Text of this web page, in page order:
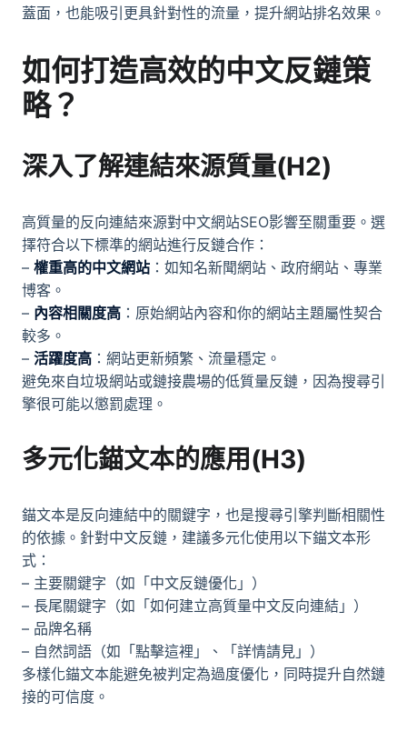
蓋面，也能吸引更具針對性的流量，提升網站排名效果。
如何打造高效的中文反鏈策
略？
深入了解連結來源質量(H2)
高質量的反向連結來源對中文網站SEO影響至關重要。選
擇符合以下標準的網站進行反鏈合作：
– 權重高的中文網站 ：如知名新聞網站、政府網站、專業
博客。
– 內容相關度高 ：原始網站內容和你的網站主題屬性契合
較多。
– 活躍度高 ：網站更新頻繁、流量穩定。
避免來自垃圾網站或鏈接農場的低質量反鏈，因為搜尋引
擎很可能以懲罰處理。
多元化錨文本的應用(H3)
錨文本是反向連結中的關鍵字，也是搜尋引擎判斷相關性
的依據。針對中文反鏈，建議多元化使用以下錨文本形
式：
– 主要關鍵字（如「中文反鏈優化」）
– 長尾關鍵字（如「如何建立高質量中文反向連結」）
– 品牌名稱
– 自然詞語（如「點擊這裡」、「詳情請見」）
多樣化錨文本能避免被判定為過度優化，同時提升自然鏈
接的可信度。